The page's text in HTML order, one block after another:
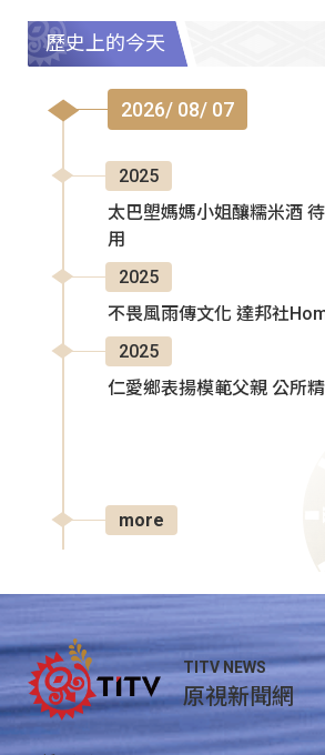
歷史上的今天
2026/ 08/ 07
2025
太巴塱媽媽小姐釀糯米酒
用
2025
不畏風雨傳文化 達邦社
2025
仁愛鄉表揚模範父親 公所
more
TITV NEWS
原視新聞網